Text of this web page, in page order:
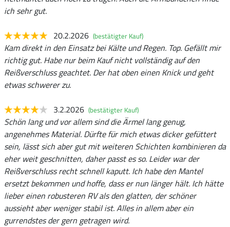
ich sehr gut.
20.2.2026 (bestätigter Kauf)
Kam direkt in den Einsatz bei Kälte und Regen. Top. Gefällt mir
richtig gut. Habe nur beim Kauf nicht vollständig auf den
Reißverschluss geachtet. Der hat oben einen Knick und geht
etwas schwerer zu.
3.2.2026 (bestätigter Kauf)
Schön lang und vor allem sind die Ärmel lang genug,
angenehmes Material. Dürfte für mich etwas dicker gefüttert
sein, lässt sich aber gut mit weiteren Schichten kombinieren da
eher weit geschnitten, daher passt es so. Leider war der
Reißverschluss recht schnell kaputt. Ich habe den Mantel
ersetzt bekommen und hoffe, dass er nun länger hält. Ich hätte
lieber einen robusteren RV als den glatten, der schöner
aussieht aber weniger stabil ist. Alles in allem aber ein
gurrendstes der gern getragen wird.